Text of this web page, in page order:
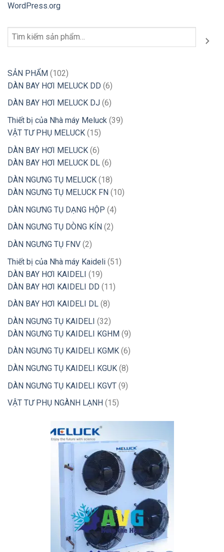
WordPress.org
Tìm
SẢN PHẨM 102102
sản
phẩm
DÀN BAY HƠI MELUCK DD 66
sản
phẩm
DÀN BAY HƠI MELUCK DJ 66
sản
phẩm
Thiết bị của Nhà máy Meluck 3939
VẬT TƯ PHỤ MELUCK 1515
sản
phẩm
DÀN BAY HƠI MELUCK 66
sản
phẩm
DÀN BAY HƠI MELUCK DL 66
sản
phẩm
DÀN NGƯNG TỤ MELUCK 1818
sản
phẩm
DÀN NGƯNG TỤ MELUCK FN 1010
DÀN NGƯNG TỤ DẠNG HỘP 44
DÀN NGƯNG TỤ DÒNG KÍN 22
DÀN NGƯNG TỤ FNV 22
sản
phẩm
Thiết bị của Nhà máy Kaideli 5151
DÀN BAY HƠI KAIDELI 1919
sản
phẩm
DÀN BAY HƠI KAIDELI DD 1111
DÀN BAY HƠI KAIDELI DL 88
sản
phẩm
DÀN NGƯNG TỤ KAIDELI 3232
sản
phẩm
DÀN NGƯNG TỤ KAIDELI KGHM 99
sản
phẩm
DÀN NGƯNG TỤ KAIDELI KGMK 66
DÀN NGƯNG TỤ KAIDELI KGUK 88
sản
phẩm
DÀN NGƯNG TỤ KAIDELI KGVT 99
VẬT TƯ PHỤ NGÀNH LẠNH 1515